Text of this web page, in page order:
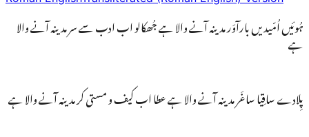
ہُوئیں اُمّیدیں بارآوَر مدینہ آنے والا ہے جُھکالو اب ادب سے سر مدینہ آنے والا
ہے
پِلادے ساقِیا ساغَر مدینہ آنے والا ہے عطا اب کیف و مستی کر مدینہ آنے والا ہے